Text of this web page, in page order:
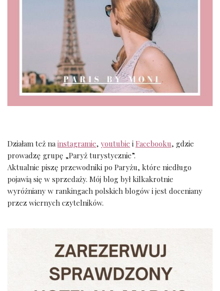
Działam też na instagramie, youtubie i Facebooku, gdzie
prowadzę grupę „Paryż turystycznie”.
Aktualnie piszę przewodniki po Paryżu, które niedługo
pojawią się w sprzedaży. Mój blog był kilkakrotnie
wyróżniany w rankingach polskich blogów i jest doceniany
przez wiernych czytelników.